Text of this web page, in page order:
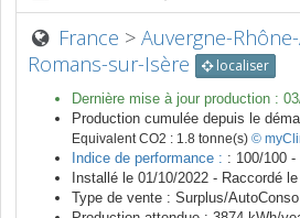
France >Auvergne-
Romans-sur-Isère
localiser
Dernière mise à jour production :
Production cumulée depuis le
Equivalent CO2 : 1.8 tonne(s) ©
Indice de performance : : 100/100 -
Installé le 01/10/2022 - Raccordé le
Type de vente : Surplus/AutoConso